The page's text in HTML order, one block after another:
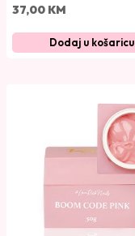
37,00 KM
Dodaj u košaricu